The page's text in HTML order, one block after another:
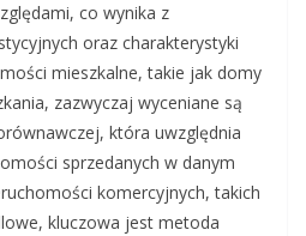
co wynika z
oraz charakterystyki
mieszkalne, takie jak domy
zazwyczaj wyceniane są
która uwzględnia
sprzedanych w danym
komercyjnych, takich
kluczowa jest metoda